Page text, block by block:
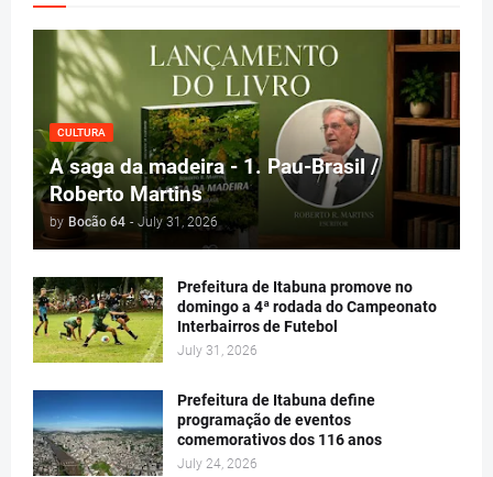
CULTURA
A saga da madeira - 1. Pau-Brasil /
Roberto Martins
by Bocão 64 - July 31, 2026
Prefeitura de Itabuna promove no
domingo a 4ª rodada do Campeonato
Interbairros de Futebol
July 31, 2026
Prefeitura de Itabuna define
programação de eventos
comemorativos dos 116 anos
July 24, 2026